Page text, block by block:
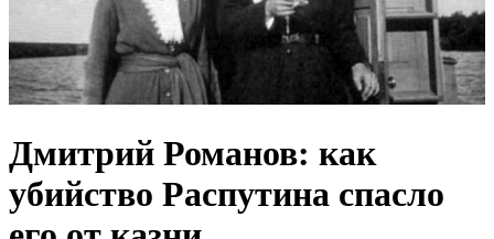
Дмитрий Романов: как
убийство Распутина спасло